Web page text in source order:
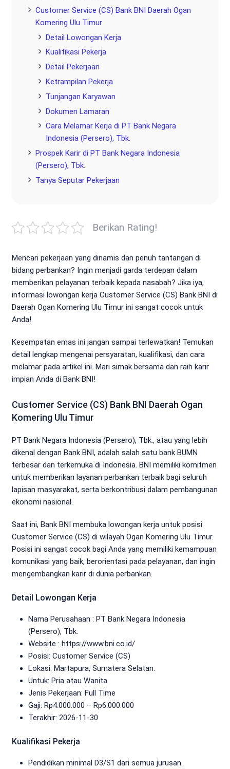
Customer Service (CS) Bank BNI Daerah Ogan
Komering Ulu Timur
Detail Lowongan Kerja
Kualifikasi Pekerja
Detail Pekerjaan
Ketrampilan Pekerja
Tunjangan Karyawan
Dokumen Lamaran
Cara Melamar Kerja di PT Bank Negara
Indonesia (Persero), Tbk.
Prospek Karir di PT Bank Negara Indonesia
(Persero), Tbk.
Tanya Seputar Pekerjaan
Berikan Rating!
Mencari pekerjaan yang dinamis dan penuh tantangan di
bidang perbankan? Ingin menjadi garda terdepan dalam
memberikan pelayanan terbaik kepada nasabah? Jika iya,
informasi lowongan kerja Customer Service (CS) Bank BNI di
Daerah Ogan Komering Ulu Timur ini sangat cocok untuk
Anda!
Kesempatan emas ini jangan sampai terlewatkan! Temukan
detail lengkap mengenai persyaratan, kualifikasi, dan cara
melamar pada artikel ini. Mari simak bersama dan raih karir
impian Anda di Bank BNI!
Customer Service (CS) Bank BNI Daerah Ogan
Komering Ulu Timur
PT Bank Negara Indonesia (Persero), Tbk., atau yang lebih
dikenal dengan Bank BNI, adalah salah satu bank BUMN
terbesar dan terkemuka di Indonesia. BNI memiliki komitmen
untuk memberikan layanan perbankan terbaik bagi seluruh
lapisan masyarakat, serta berkontribusi dalam pembangunan
ekonomi nasional.
Saat ini, Bank BNI membuka lowongan kerja untuk posisi
Customer Service (CS) di wilayah Ogan Komering Ulu Timur.
Posisi ini sangat cocok bagi Anda yang memiliki kemampuan
komunikasi yang baik, berorientasi pada pelayanan, dan ingin
mengembangkan karir di dunia perbankan.
Detail Lowongan Kerja
Nama Perusahaan : PT Bank Negara Indonesia
(Persero), Tbk.
Website : https://www.bni.co.id/
Posisi: Customer Service (CS)
Lokasi: Martapura, Sumatera Selatan.
Untuk: Pria atau Wanita
Jenis Pekerjaan: Full Time
Gaji: Rp4.000.000 – Rp6.000.000
Terakhir: 2026-11-30
Kualifikasi Pekerja
Pendidikan minimal D3/S1 dari semua jurusan.